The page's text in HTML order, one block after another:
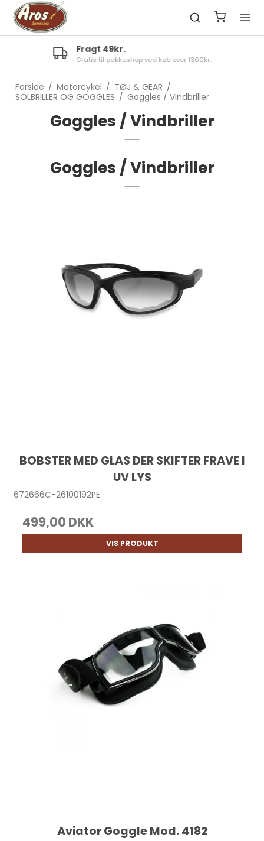
Fragt 49kr.
Gratis til pakkeshop ved køb over 1300kr.
Forside / Motorcykel / TØJ & GEAR /
SOLBRILLER OG GOGGLES / Goggles / Vindbriller
Goggles / Vindbriller
Goggles / Vindbriller
BOBSTER MED GLAS DER SKIFTER FRAVE I
UV LYS
672666C-26100192PE
499,00 DKK
VIS PRODUKT
Aviator Goggle Mod. 4182